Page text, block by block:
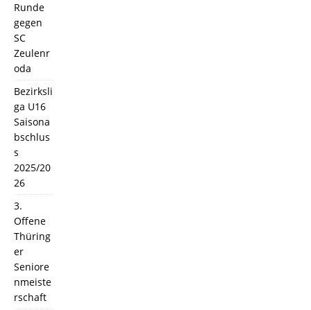
Runde
gegen
SC
Zeulenr
oda
Bezirksli
ga U16
Saisona
bschlus
s
2025/20
26
3.
Offene
Thüring
er
Seniore
nmeiste
rschaft